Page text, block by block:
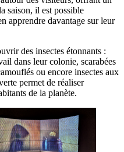
saison, il est possible
apprendre davantage sur leur
des insectes étonnants :
dans leur colonie, scarabées
ou encore insectes aux
permet de réaliser
de la planète.